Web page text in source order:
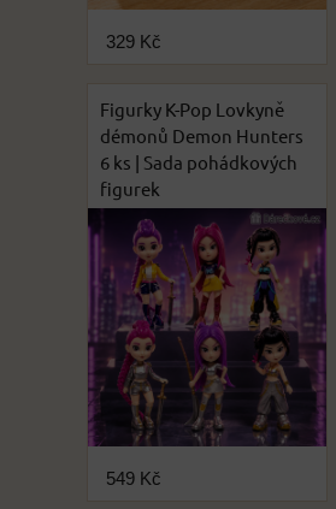
329 Kč
Figurky K-Pop Lovkyně
démonů Demon Hunters
6 ks | Sada pohádkových
figurek
549 Kč